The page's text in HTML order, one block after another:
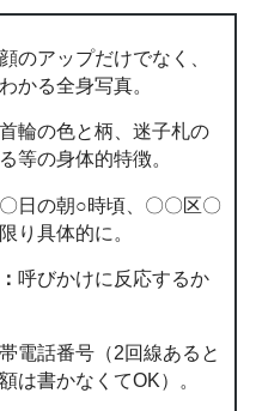
顔のアップだけでなく、
かる全身写真。
首輪の色と柄、迷子札の
等の身体的特徴。
〇日の朝○時頃、〇〇区〇
り具体的に。
呼びかけに反応するか
電話番号（2回線あると
は書かなくてOK）。